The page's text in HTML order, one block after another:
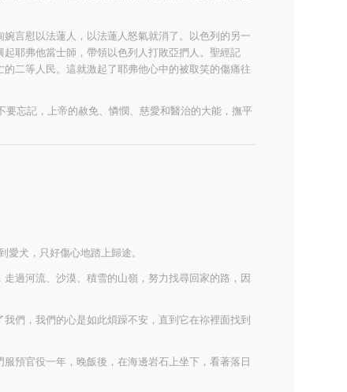
言慰以法蓮人，以法蓮人怒氣就消了。以色列的另一
耶弗他當士師，帶領以色列人打敗亞捫人。聖經記
二等人民。這就激起了耶弗他心中的被取笑的傷痛往
忘記，上帝的赦免、憐憫、慈愛和醫治的大能，撫平
犬，只好傷心地踏上歸途。
過河流、沙漠、積雪的山嶺，努力找尋回家的路，因
們，我們的心是如此煩躁不安，直到它在祢裡面找到
預官役一年，晚飯後，在海邊岩石上坐下，看著落日